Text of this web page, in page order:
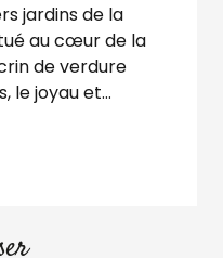
jardins de la
de verdure
le joyau et